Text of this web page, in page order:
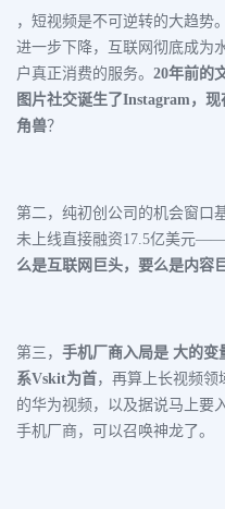
，短视频是不可逆转的大趋势
进一步下降，互联网彻底成为
户真正消费的服务。 20年前的
图片社交诞生了Instagram，
角兽？
第二，纯初创公司的机会窗口
未上线直接融资17.5亿美元——
么是互联网巨头，要么是内容
第三， 手机厂商入局是 大的
系Vskit为首，再算上长视频领
的华为视频，以及据说马上要
手机厂商，可以召唤神龙了。